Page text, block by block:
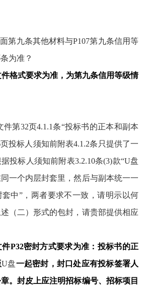
第九条其他材料与P107第九条信用等
为准？
格式要求为准，为第九条信用等级情
件第32页4.1.1条“投标书的正本和副本
页投标人须知前附表4.1.2条只提供了一
投标人须知前附表3.2.10条(3)款“U盘
一个内层封套里，然后与副本统一一
中”，两者要求不一致，请明示以何
（二）形式的包封，请贵部提供相应
件P32密封方式要求为准：投标书的正
U盘一起密封，封口处应有投标签署人
。封皮上应注明招标编号、招标项目